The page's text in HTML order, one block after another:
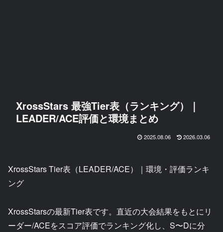
XrossStars 最強Tier表（ランキング）｜
LEADER/ACE評価と環境まとめ
2025.08.06 2026.03.06
XrossStars Tier表（LEADER/ACE）｜環境・評価ランキ
ング
XrossStarsの最新Tier表です。直近の大会結果をもとにリ
ーダー/ACEをスコア評価でランキング化し、S〜Dに分